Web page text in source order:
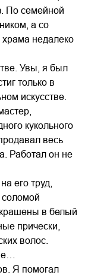
По семейной
а со
недалеко
Увы, я был
только в
искусстве.
кукольного
весь
Работал он не
его труд,
в белый
прически,
волос.
Я помогал